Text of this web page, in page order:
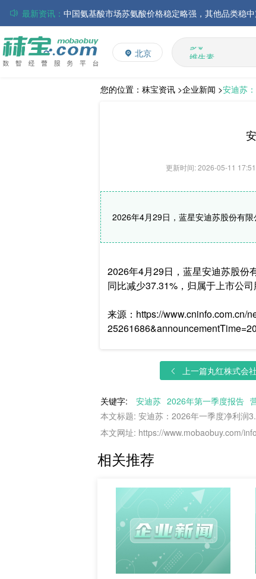
最新资讯：
磷酸氢钙市场行情走弱；小苏打和乳清粉市场价格
帝斯曼-芬美意发布2026年上半年业绩
巴斯夫集团发布2026年第二季度财务报告
丸红株式会社发布截至2026年6月30日前3个月的合
住友化学公布2026财年第一季度业绩
北京
L-赖氨酸硫酸盐
多维
多矿
维生素
饲料添加剂
您的位置： 秣宝资讯 >企业新闻 >安迪苏
更新时间: 2026-05-11 17:51
2026年4月29日，蓝星安迪苏股份有限
2026年4月29日，蓝星安迪苏股份
同比减少37.31%，归属于上市公
来源：https://www.cninfo.com.cn/
上一篇丸红株式会
关键字: 安迪苏 2026年第一季度报告
本文标题: 安迪苏：2026年一季度净利润
本文网址: https://www.mobaobuy.com/
相关推荐